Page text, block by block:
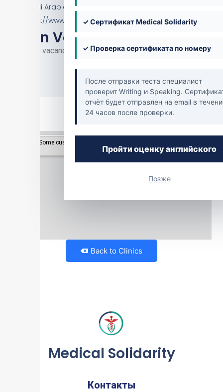
✓ Сертификат Medical Solidarity
✓ Проверка сертификата по номеру
После отправки теста специалист
проверит Writing и Speaking.
отчёт будет отправлен на email в
24 часов после проверки.
Пройти оценку английского
Позже
Saudi Arabia
https://www.facebook.com/
Open Vacancies
No open vacancies at the moment.
Back to Clinics
Medical Solidarity
Контакты